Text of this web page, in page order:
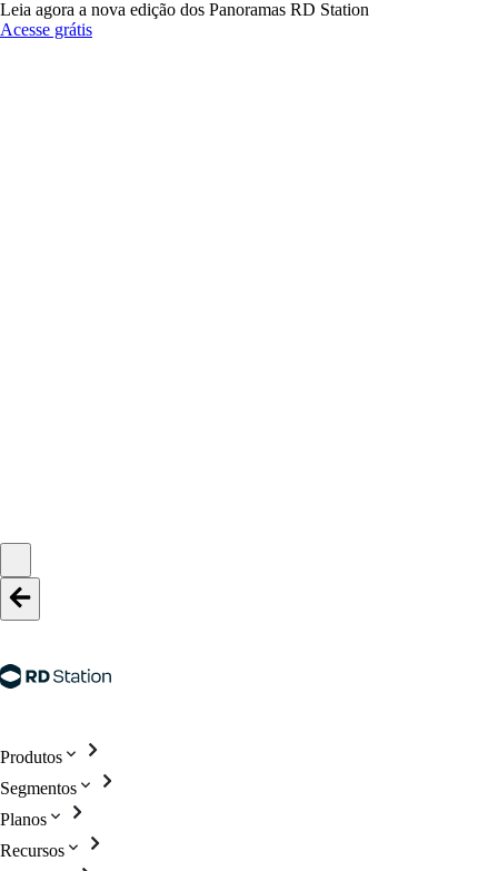
Leia agora a nova edição dos Panoramas RD Station
Acesse grátis
Produtos
Segmentos
Planos
Recursos